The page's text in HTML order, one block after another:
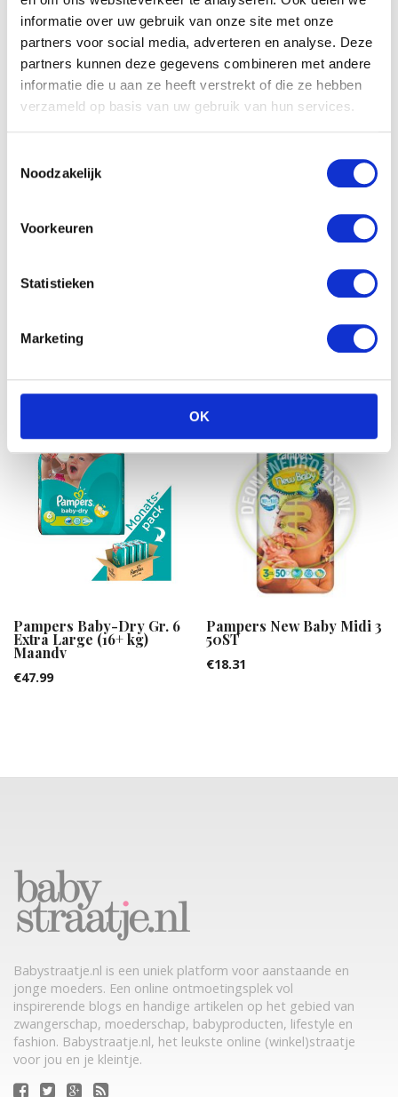
informatie over uw gebruik van onze site met onze
partners voor social media, adverteren en analyse. Deze
partners kunnen deze gegevens combineren met andere
informatie die u aan ze heeft verstrekt of die ze hebben
verzameld op basis van uw gebruik van hun services.
Noodzakelijk
Voorkeuren
Statistieken
Marketing
OK
Gerelateerde producten
58ST
Pampers Baby-Dry Gr. 6
Extra Large (16+ kg)
Maandv
€47.99
Pampers New Baby Midi 3
50ST
€18.31
Babystraatje.nl is een uniek platform voor aanstaande en
jonge moeders. Een online ontmoetingsplek vol
inspirerende blogs en handige artikelen op het gebied van
zwangerschap, moederschap, babyproducten, lifestyle en
fashion. Babystraatje.nl, het leukste online (winkel)straatje
voor jou en je kleintje.